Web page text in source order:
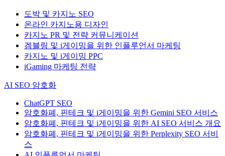
도박 및 카지노 SEO
온라인 카지노용 디자인
카지노 PR 및 전략 커뮤니케이션
겜블링 및 i게이밍을 위한 인플루언서 마케팅
카지노 및 i게이밍 PPC
iGaming 마케팅 전략
AI SEO 암호화
ChatGPT SEO
암호화폐, 핀테크 및 i게이밍을 위한 Gemini SEO 서비스
암호화폐, 핀테크 및 i게이밍을 위한 AI SEO 서비스 개요
암호화폐, 핀테크 및 i게이밍을 위한 Perplexity SEO 서비
스